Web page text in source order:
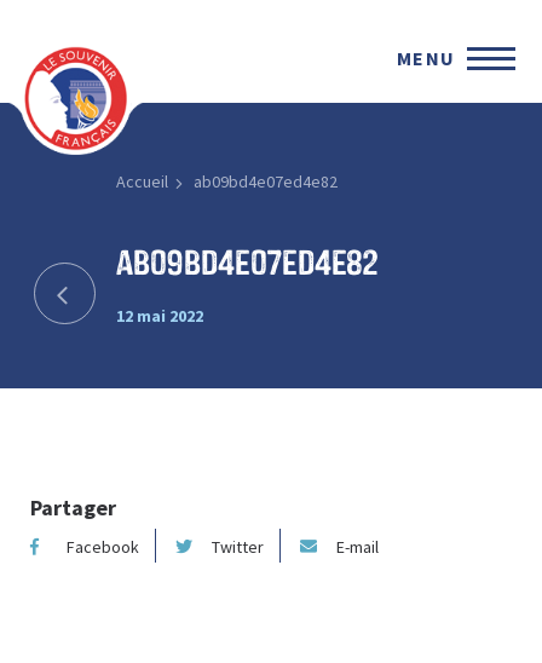
MENU
Accueil ab09bd4e07ed4e82
ab09bd4e07ed4e82
12 mai 2022
Partager
Facebook Twitter E-mail